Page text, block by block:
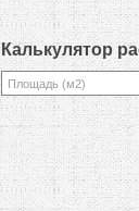
Калькулятор